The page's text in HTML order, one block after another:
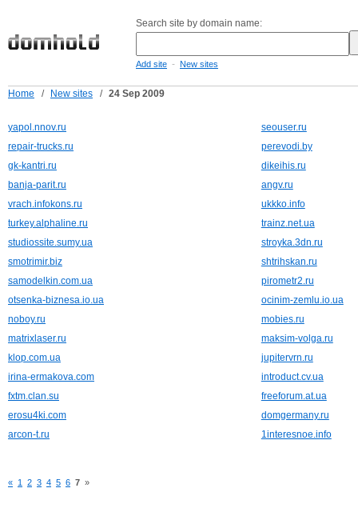
Search site by domain name:
Add site - New sites
Home / New sites / 24 Sep 2009
yapol.nnov.ru
seouser.ru
repair-trucks.ru
perevodi.by
gk-kantri.ru
dikeihis.ru
banja-parit.ru
angv.ru
vrach.infokons.ru
ukkko.info
turkey.alphaline.ru
trainz.net.ua
studiossite.sumy.ua
stroyka.3dn.ru
smotrimir.biz
shtrihskan.ru
samodelkin.com.ua
pirometr2.ru
otsenka-biznesa.io.ua
ocinim-zemlu.io.ua
noboy.ru
mobies.ru
matrixlaser.ru
maksim-volga.ru
klop.com.ua
jupitervrn.ru
irina-ermakova.com
introduct.cv.ua
fxtm.clan.su
freeforum.at.ua
erosu4ki.com
domgermany.ru
arcon-t.ru
1interesnoe.info
« 1 2 3 4 5 6 7 »